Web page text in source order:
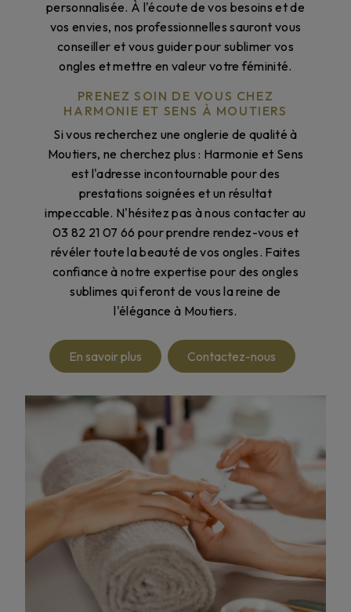
personnalisée. À l'écoute de vos besoins et de
vos envies, nos professionnelles sauront vous
conseiller et vous guider pour sublimer vos
ongles et mettre en valeur votre féminité.
PRENEZ SOIN DE VOUS CHEZ
HARMONIE ET SENS À MOUTIERS
Si vous recherchez une onglerie de qualité à
Moutiers, ne cherchez plus : Harmonie et Sens
est l'adresse incontournable pour des
prestations soignées et un résultat
impeccable. N'hésitez pas à nous contacter au
03 82 21 07 66 pour prendre rendez-vous et
révéler toute la beauté de vos ongles. Faites
confiance à notre expertise pour des ongles
sublimes qui feront de vous la reine de
l'élégance à Moutiers.
En savoir plus Contactez-nous